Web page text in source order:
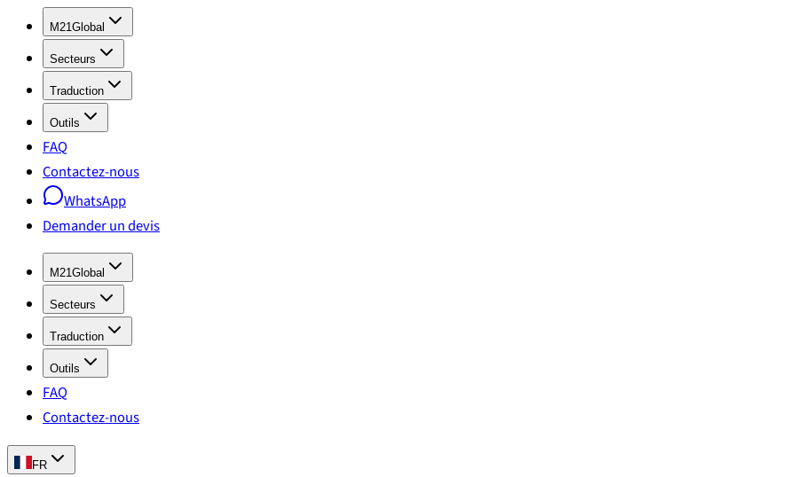
M21Global
Secteurs
Traduction
Outils
FAQ
Contactez-nous
WhatsApp
Demander un devis
M21Global
Secteurs
Traduction
Outils
FAQ
Contactez-nous
FR